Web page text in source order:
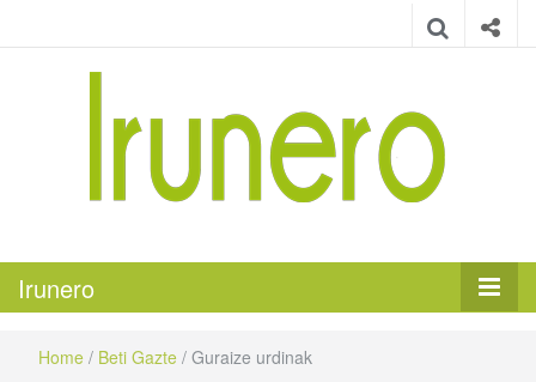
Irunero
Home / Beti Gazte / Guraize urdinak